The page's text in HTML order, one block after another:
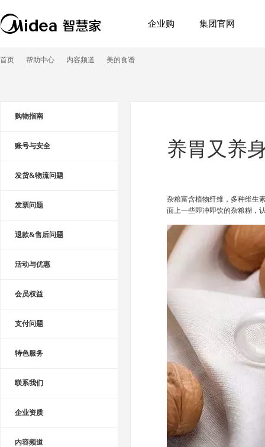
企业购 集团官网
首页 帮助中心 内容频道 美的食谱
购物指南
账号与安全
发货&物流问题
发票问题
退款&售后问题
活动与优惠
会员权益
支付问题
特色服务
联系我们
企业资质
内容频道
养胃又养
杂粮富含植物纤维，多种维生
面上一些即冲即饮的杂粮糊，